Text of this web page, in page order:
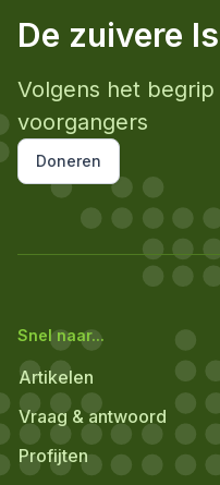
De zuivere
Volgens het
voorgangers
Doneren
Snel naar...
Artikelen
Vraag & antwoord
Profijten